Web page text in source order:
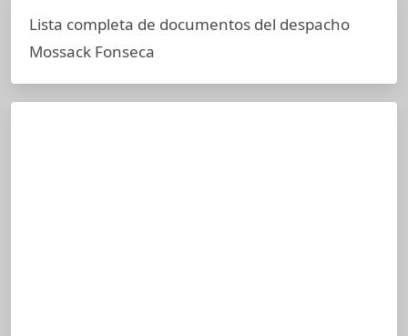
Lista completa de documentos del despacho
Mossack Fonseca